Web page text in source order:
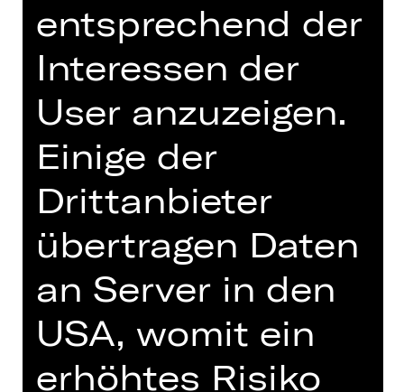
Choreografie
Choreografin (Gast)
Sol León kam 1987 nach ihrem
Abschluss an der Nationalen
Ballettakademie in Madrid zum
Nederlands Dans Theater 2. Zwei
Jahre später wechselte sie ins
Nederlands Dans Theater 1. Sol León
tanzte bis 2003 und widmete sich ab
entsprechend der
Interessen der
User anzuzeigen.
Einige der
Drittanbieter
übertragen Daten
an Server in den
USA, womit ein
erhöhtes Risiko